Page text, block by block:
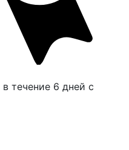
течение 6 дней с